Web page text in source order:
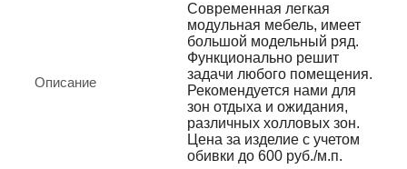
Описание
Современная легкая
модульная мебель, имеет
большой модельный ряд.
Функционально решит
задачи любого помещения.
Рекомендуется нами для
зон отдыха и ожидания,
различных холловых зон.
Цена за изделие с учетом
обивки до 600 руб./м.п.